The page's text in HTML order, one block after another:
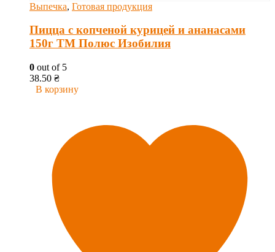
Выпечка, Готовая продукция
Пицца с копченой курицей и ананасами
150г ТМ Полюс Изобилия
0 out of 5
38.50 ₴
В корзину